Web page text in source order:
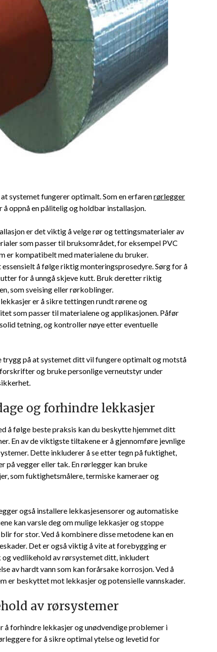
systemet fungerer optimalt. Som en ⁣erfarenrørlegger
oppnå en⁤ pålitelig og‍ holdbar installasjon.
er det​ viktig å velge rør⁤ og ‌tettingsmaterialer av
som ‍passer‍ til bruksområdet, for⁤ eksempel PVC
er kompatibelt med materialene du bruker.
å følge riktig monteringsprosedyre. Sørg for‌ å
for å unngå skjeve ⁤kutt. ⁣Bruk deretter riktig​
⁣som sveising eller rørkoblinger.
er å sikre tettingen‍ rundt rørene og
som passer til materialene og applikasjonen. Påfør
tetning, og kontroller nøye etter eventuelle
trygg på at systemet ditt vil fungere optimalt og motstå‌
og bruke‌ personlige verneutstyr under
og forhindre lekkasjer
å følge⁢ beste praksis kan du beskytte hjemmet ditt
​En av de viktigste tiltakene er‌ å‍ gjennomføre ⁣jevnlige
Dette inkluderer å ‍se etter tegn på fuktighet,
vegger​ eller tak. En‌ rørlegger kan bruke⁤
som fuktighetsmålere,⁤ termiske⁣ kameraer og
også installere lekkasjesensorer og automatiske⁤
​kan varsle deg⁣ om mulige lekkasjer og stoppe
⁢for‌ stor. Ved å kombinere ⁢disse metodene kan en⁤
Det er​ også viktig å vite at forebygging er
vedlikehold av rørsystemet ditt,‍ inkludert
av hardt vann som kan forårsake‌ korrosjon. Ved å
er beskyttet mot lekkasjer og potensielle vannskader.
av ⁤rørsystemer
forhindre lekkasjer og unødvendige problemer i
for å sikre optimal​ ytelse og levetid for